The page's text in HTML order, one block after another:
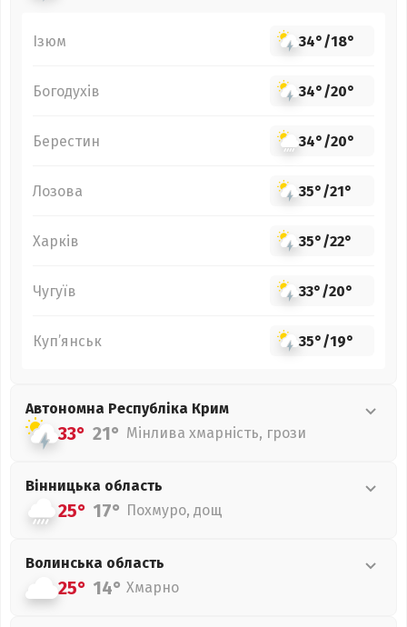
Ізюм 34°/18°
Богодухів 34°/20°
Берестин 34°/20°
Лозова 35°/21°
Харків 35°/22°
Чугуїв 33°/20°
Куп’янськ 35°/19°
Автономна Республіка Крим
33° 21° Мінлива хмарність, грози
Вінницька область
25° 17° Похмуро, дощ
Волинська область
25° 14° Хмарно